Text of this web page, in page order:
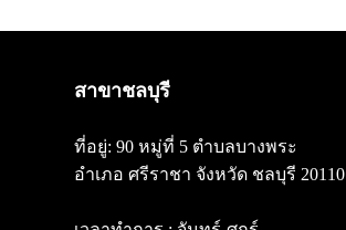
สาขาชลบุรี
ที่อยู่: 90 หมู่ที่ 5 ตำบลบางพระ
อำเภอ ศรีราชา จังหวัด ชลบุรี 20110